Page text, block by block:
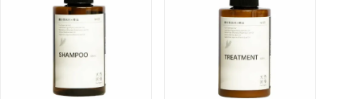
ヒマワリ種子油・ダイズ油・シア脂を配合。髪の乾燥や
ごわつきをやわらげ、まとまりのよいしなやかな仕上が
りへ導きます。
三陸海岸や北上川からもたらされる霧が育てた未利用資源を活
用することで、 環境を守る活動にもつながるものづくりを行って